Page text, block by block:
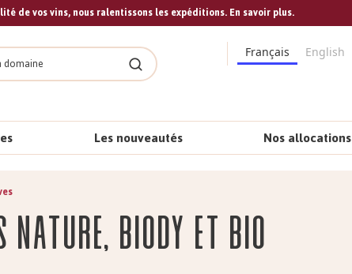
de vos vins, nous ralentissons les expéditions. En savoir plus.
Rechercher
Français English
Les nouveautés Nos allocations
nature, biody et bio